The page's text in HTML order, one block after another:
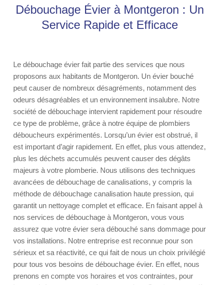
Débouchage Évier à Montgeron : Un
Service Rapide et Efficace
Le débouchage évier fait partie des services que nous
proposons aux habitants de Montgeron. Un évier bouché
peut causer de nombreux désagréments, notamment des
odeurs désagréables et un environnement insalubre. Notre
société de débouchage intervient rapidement pour résoudre
ce type de problème, grâce à notre équipe de plombiers
déboucheurs expérimentés. Lorsqu’un évier est obstrué, il
est important d’agir rapidement. En effet, plus vous attendez,
plus les déchets accumulés peuvent causer des dégâts
majeurs à votre plomberie. Nous utilisons des techniques
avancées de débouchage de canalisations, y compris la
méthode de débouchage canalisation haute pression, qui
garantit un nettoyage complet et efficace. En faisant appel à
nos services de débouchage à Montgeron, vous vous
assurez que votre évier sera débouché sans dommage pour
vos installations. Notre entreprise est reconnue pour son
sérieux et sa réactivité, ce qui fait de nous un choix privilégié
pour tous vos besoins de débouchage évier. En effet, nous
prenons en compte vos horaires et vos contraintes, pour